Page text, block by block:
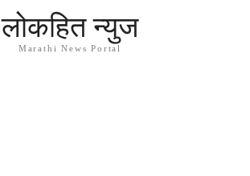
लोकहित न्युज
Marathi News Portal